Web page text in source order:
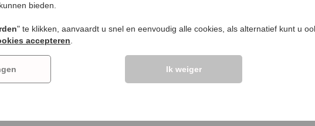
accuschroevendraaiers
€ 29,99
€ 17,50€ 14,99
KLANTEN ZEGGEN
bieden.
" te klikken, aanvaardt u snel en eenvoudig alle cookies, als alternatief kunt u
accepteren
Ik weiger